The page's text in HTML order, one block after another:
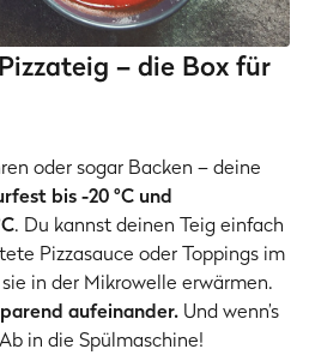
– die Box für
oder sogar Backen – deine
bis -20 °C und
. Du kannst deinen Teig einfach
Pizzasauce oder Toppings im
in der Mikrowelle erwärmen.
aufeinander. Und wenn’s
in die Spülmaschine!